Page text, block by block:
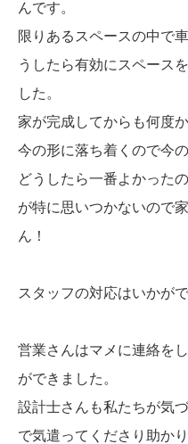
んです。
限りあるスペースの中で
うしたら有効にスペース
した。
家が完成してからも何度
今の形に落ち着くので今
どうしたら一番よかった
が特に思いつかないので
ん！
スタッフの対応はいかが
営業さんはマメに連絡を
ができました。
設計士さんも私たちが気
で気遣ってくださり助かり